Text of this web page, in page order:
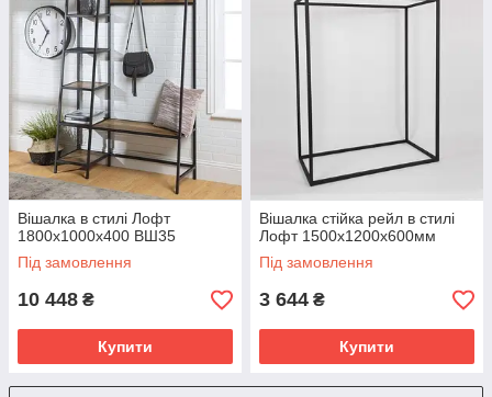
Вішалка в стилі Лофт
1800х1000х400 ВШ35
Під замовлення
10 448 ₴
Купити
Вішалка стійка рейл в стилі
Лофт 1500х1200х600мм
Під замовлення
3 644 ₴
Купити